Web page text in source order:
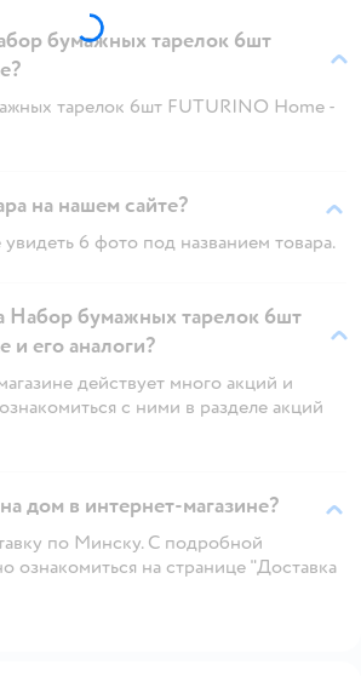
бумажных тарелок 6шт
тарелок 6шт FUTURINO Home -
на нашем сайте?
6 фото под названием товара.
Набор бумажных тарелок 6шт
его аналоги?
действует много акций и
с ними в разделе акций
дом в интернет-магазине?
по Минску. С подробной
на странице "Доставка